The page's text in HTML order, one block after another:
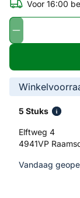
Voor 16:00
5 Stuks
Elftweg 4
4941VP
Vandaag